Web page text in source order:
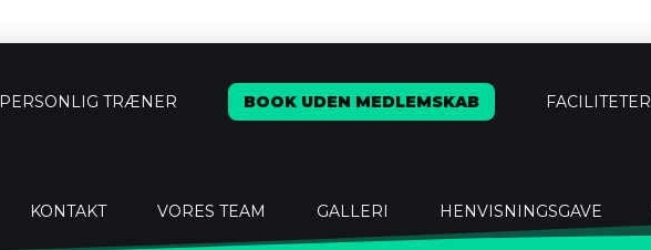
PERSONLIG TRÆNER BOOK UDEN MEDLEMSKAB FACILITETER
KONTAKT VORES TEAM GALLERI HENVISNINGSGAVE